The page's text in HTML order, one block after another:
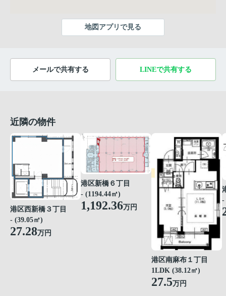
地図アプリで見る
メールで共有する LINEで共有する
近隣の物件
港区西新橋３丁目
- (39.05㎡)
27.28万円
港区新橋６丁目
- (1194.44㎡)
1,192.36万円
港区南麻布１丁目
1LDK (38.12㎡)
27.5万円
-